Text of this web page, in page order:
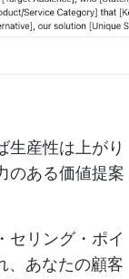
生産性は上がり
のある価値提案
セリング・ポイ
、あなたの顧客